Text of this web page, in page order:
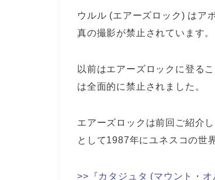
ウルル (エアーズロック) はア
真の撮影が禁止されています。
以前はエアーズロックに登る
は全面的に禁止されました。
エアーズロックは前回ご紹介し
として1987年にユネスコの世
>>『カタジュタ (マウント・